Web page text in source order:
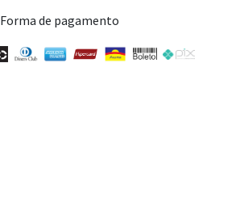
Forma de pagamento